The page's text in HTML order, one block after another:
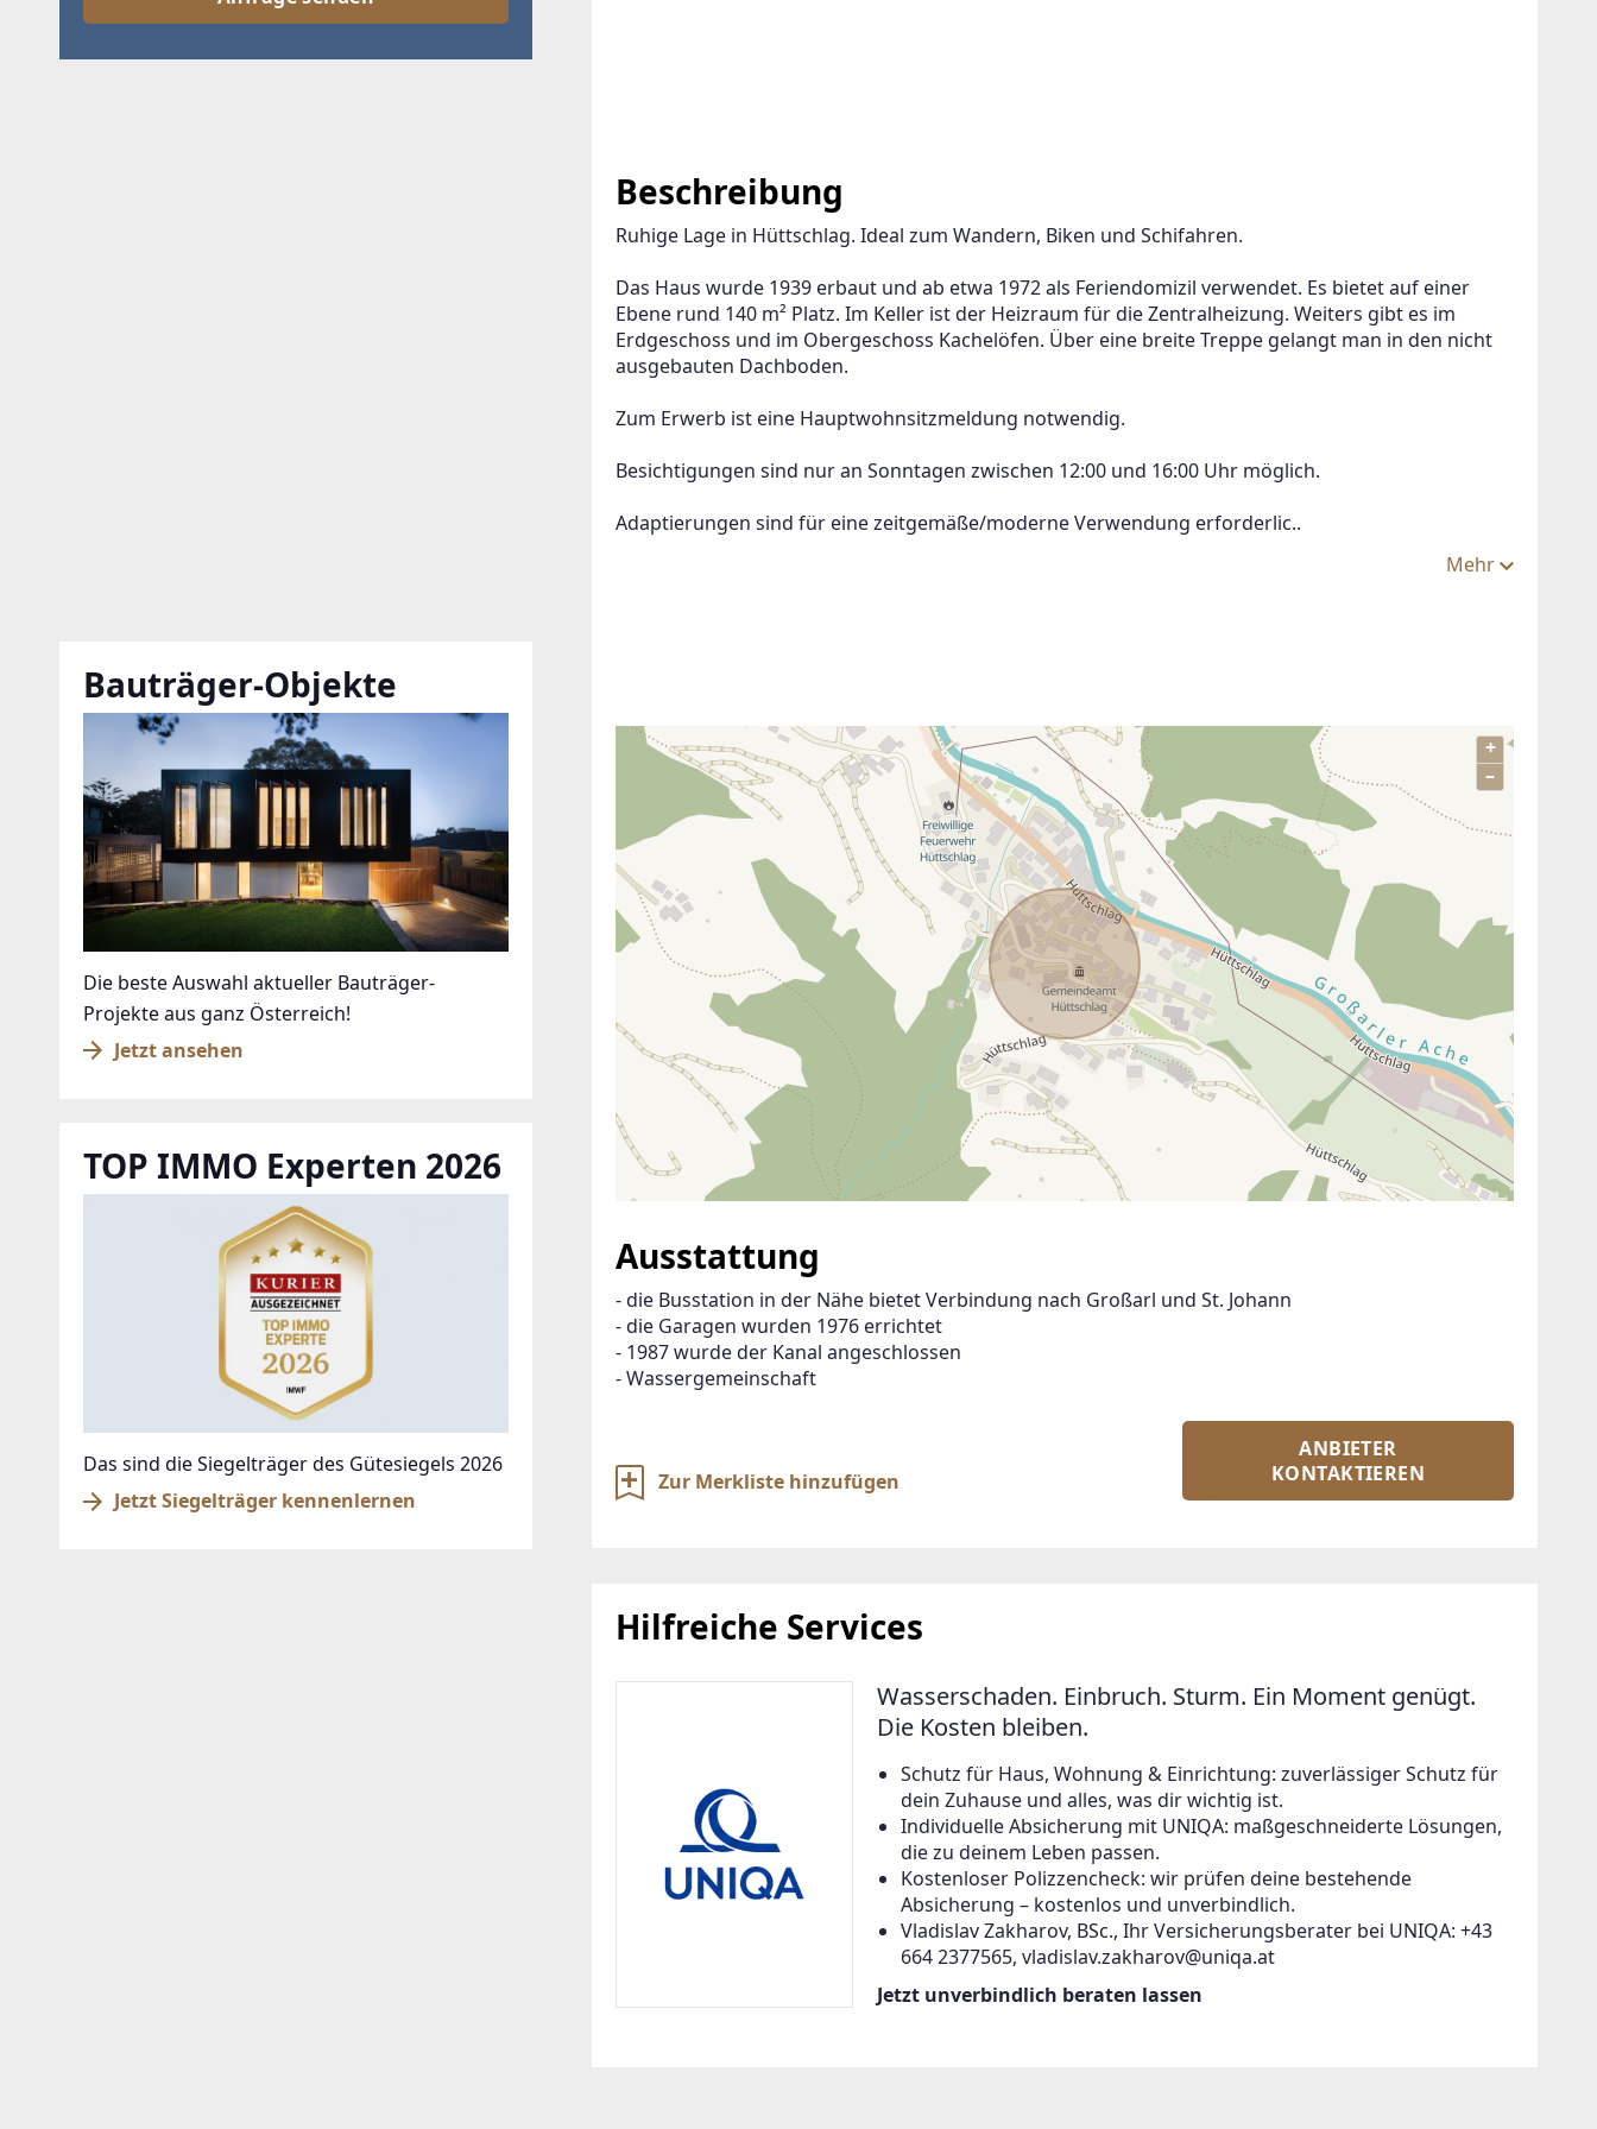
Beschreibung
Ruhige Lage in Hüttschlag. Ideal zum Wandern, Biken und Schifahren.
Das Haus wurde 1939 erbaut und ab etwa 1972 als Feriendomizil verwendet. Es bietet auf einer
Ebene rund 140 m² Platz. Im Keller ist der Heizraum für die Zentralheizung. Weiters gibt es im
Erdgeschoss und im Obergeschoss Kachelöfen. Über eine breite Treppe gelangt man in den nicht
ausgebauten Dachboden.
Zum Erwerb ist eine Hauptwohnsitzmeldung notwendig.
Besichtigungen sind nur an Sonntagen zwischen 12:00 und 16:00 Uhr möglich.
Adaptierungen sind für eine zeitgemäße/moderne Verwendung erforderlic..
Mehr
+
–
ANBIETER KONTAKTIEREN
Ausstattung
- die Busstation in der Nähe bietet Verbindung nach Großarl und St. Johann
- die Garagen wurden 1976 errichtet
- 1987 wurde der Kanal angeschlossen
- Wassergemeinschaft
Zur Merkliste hinzufügen
ANBIETER
KONTAKTIEREN
Hilfreiche Services
Wasserschaden. Einbruch. Sturm. Ein Moment genügt.
Die Kosten bleiben.
Schutz für Haus, Wohnung & Einrichtung: zuverlässiger Schutz für
dein Zuhause und alles, was dir wichtig ist.
Individuelle Absicherung mit UNIQA: maßgeschneiderte Lösungen,
die zu deinem Leben passen.
Kostenloser Polizzencheck: wir prüfen deine bestehende
Absicherung – kostenlos und unverbindlich.
Vladislav Zakharov, BSc., Ihr Versicherungsberater bei UNIQA: +43
664 2377565, vladislav.zakharov@uniqa.at
Jetzt unverbindlich beraten lassen
Bauträger-Objekte
Die beste Auswahl aktueller Bauträger-
Projekte aus ganz Österreich!
Jetzt ansehen
TOP IMMO Experten 2026
Das sind die Siegelträger des Gütesiegels 2026
Jetzt Siegelträger kennenlernen